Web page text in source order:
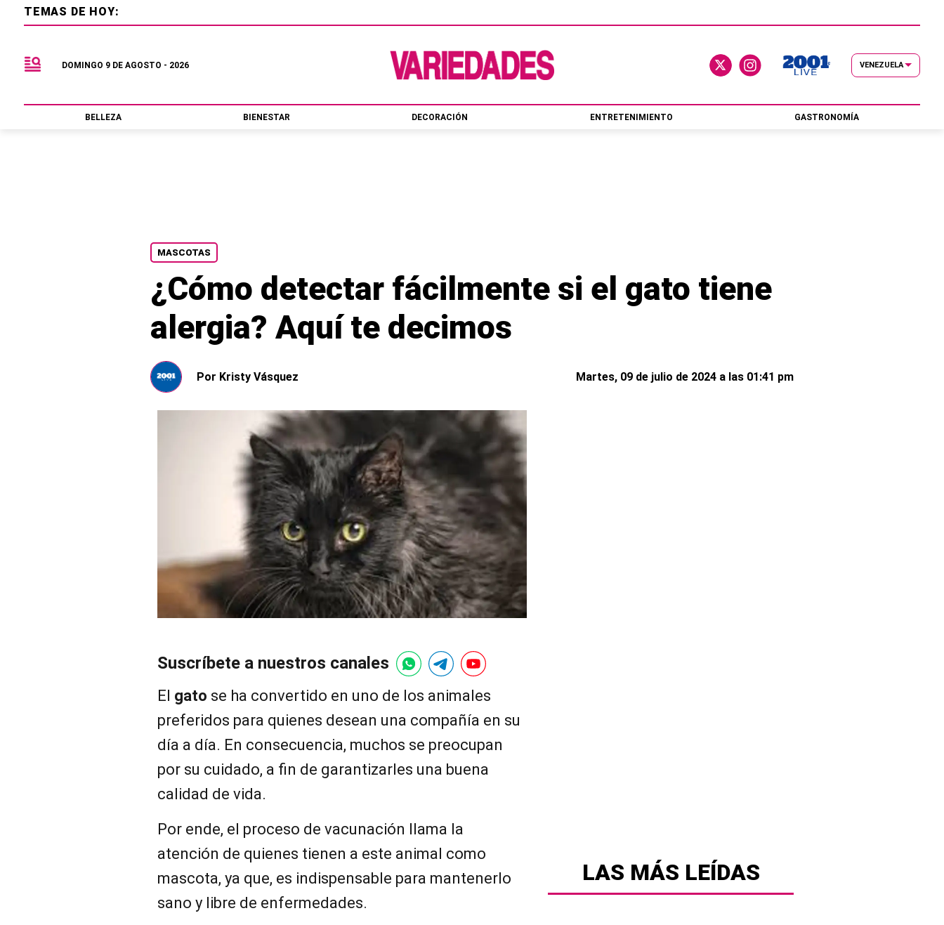
MASCOTAS
¿Cómo detectar fácilmente si el gato tiene
alergia? Aquí te decimos
Por Kristy Vásquez Martes, 09 de julio de 2024 a las 01:41 pm
Suscríbete a nuestros canales
El gato se ha convertido en uno de los animales
preferidos para quienes desean una compañía en su
día a día. En consecuencia, muchos se preocupan
por su cuidado, a fin de garantizarles una buena
calidad de vida.
Por ende, el proceso de vacunación llama la
atención de quienes tienen a este animal como
mascota, ya que, es indispensable para mantenerlo
sano y libre de enfermedades.
LAS MÁS LEÍDAS
TEMAS DE HOY:
DOMINGO 9 DE AGOSTO - 2026 VENEZUELA
BELLEZA BIENESTAR DECORACIÓN ENTRETENIMIENTO GASTRONOMÍA